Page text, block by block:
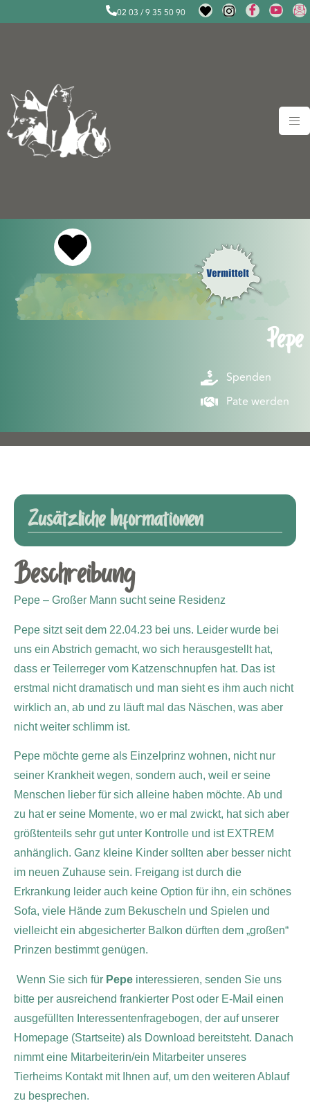
02 03 / 9 35 50 90
Pepe
Spenden
Pate werden
Zusätzliche Informationen
Beschreibung
Pере – Großer Mann sucht seine Residenz
Pepe sitzt seit dem 22.04.23 bei uns. Leider wurde bei
uns ein Abstrich gemacht, wo sich herausgestellt hat,
dass er Teilerreger vom Katzenschnupfen hat. Das ist
erstmal nicht dramatisch und man sieht es ihm auch nicht
wirklich an, ab und zu läuft mal das Näschen, was aber
nicht weiter schlimm ist.
Pepe möchte gerne als Einzelprinz wohnen, nicht nur
seiner Krankheit wegen, sondern auch, weil er seine
Menschen lieber für sich alleine haben möchte. Ab und
zu hat er seine Momente, wo er mal zwickt, hat sich aber
größtenteils sehr gut unter Kontrolle und ist EXTREM
anhänglich. Ganz kleine Kinder sollten aber besser nicht
im neuen Zuhause sein. Freigang ist durch die
Erkrankung leider auch keine Option für ihn, ein schönes
Sofa, viele Hände zum Bekuscheln und Spielen und
vielleicht ein abgesicherter Balkon dürften dem „großen“
Prinzen bestimmt genügen.
Wenn Sie sich für Pepe interessieren, senden Sie uns
bitte per ausreichend frankierter Post oder E-Mail einen
ausgefüllten Interessentenfragebogen, der auf unserer
Homepage (Startseite) als Download bereitsteht. Danach
nimmt eine Mitarbeiterin/ein Mitarbeiter unseres
Tierheims Kontakt mit Ihnen auf, um den weiteren Ablauf
zu besprechen.